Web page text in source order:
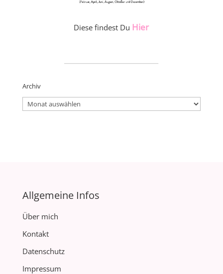
Diese findest Du Hier
Archiv
Archiv
Allgemeine Infos
Über mich
Kontakt
Datenschutz
Impressum